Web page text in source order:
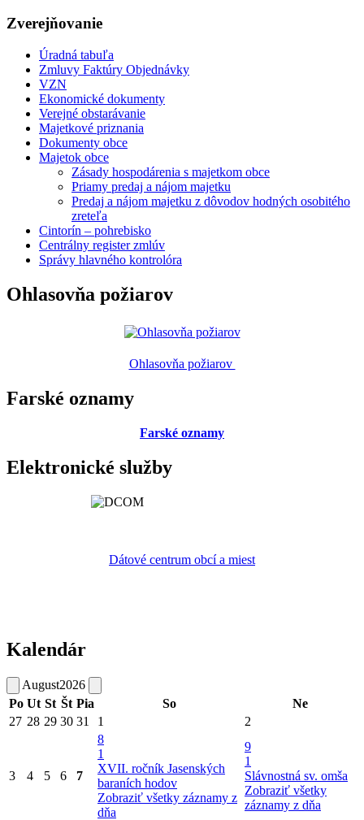
Zverejňovanie
Úradná tabuľa
Zmluvy Faktúry Objednávky
VZN
Ekonomické dokumenty
Verejné obstarávanie
Majetkové priznania
Dokumenty obce
Majetok obce
Zásady hospodárenia s majetkom obce
Priamy predaj a nájom majetku
Predaj a nájom majetku z dôvodov hodných osobitého
zreteľa
Cintorín – pohrebisko
Centrálny register zmlúv
Správy hlavného kontrolóra
Ohlasovňa požiarov
Ohlasovňa požiarov
Farské oznamy
Farské oznamy
Elektronické služby
Dátové centrum obcí a miest
Kalendár
August2026
Po Ut St Št Pia So
Ne
27 28 29 30 31 1 2
3 4 5 6 7
8
1
XVII. ročník Jasenských
baraních hodov
Zobraziť všetky záznamy z
dňa
9
1
Slávnostná sv. omša
Zobraziť všetky
záznamy z dňa